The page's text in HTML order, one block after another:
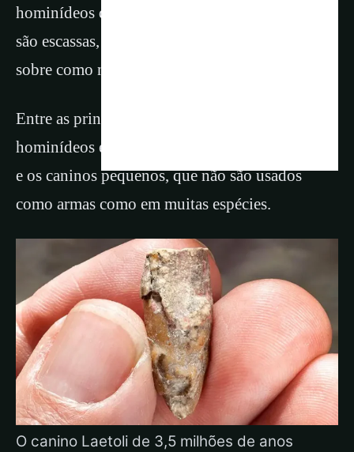
hominídeos que viveram após essa separação
são escassas, mas fornecem pistas importantes
sobre como nossos ancestrais viveram.
Entre as principais características dos
hominídeos estão o andar habitualmente eretos
e os caninos pequenos, que não são usados
como armas como em muitas espécies.
O canino Laetoli de 3,5 milhões de anos